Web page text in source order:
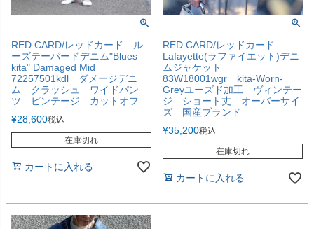
RED CARD/レッドカード ル
ーズテーパードデニム"Blues
kita" Damaged Mid
72257501kdl ダメージデニ
ム クラッシュ ワイドパン
ツ ビンテージ カットオフ
¥28,600税込
在庫切れ
カートに入れる
RED CARD/レッドカード
Lafayette(ラファイエット)デニ
ムジャケット
83W18001wgr kita-Worn-
Greyユーズド加工 ヴィンテー
ジ ショート丈 オーバーサイ
ズ 国産ブランド
¥35,200税込
在庫切れ
カートに入れる